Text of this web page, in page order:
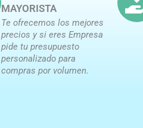
MAYORISTA
Te ofrecemos los mejores
precios y si eres Empresa
pide tu presupuesto
personalizado para
compras por volumen.